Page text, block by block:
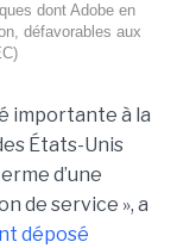
dont Adobe en
défavorables aux
importante à la
États-Unis
d’une
de service », a
déposé